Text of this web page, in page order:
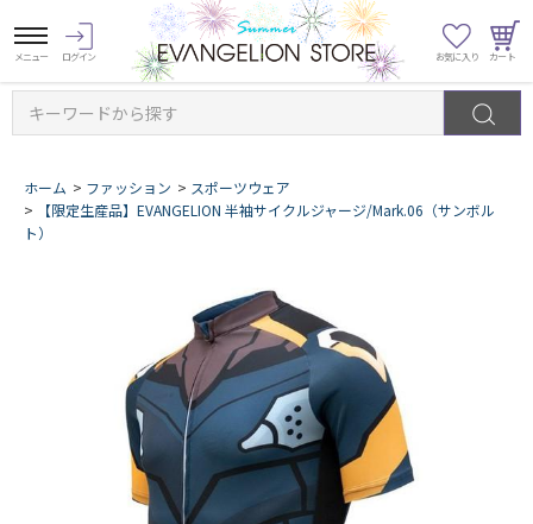
キーワードから探す
ホーム > ファッション > スポーツウェア
>
【限定生産品】EVANGELION 半袖サイクルジャージ/Mark.06（サンボル
ト）